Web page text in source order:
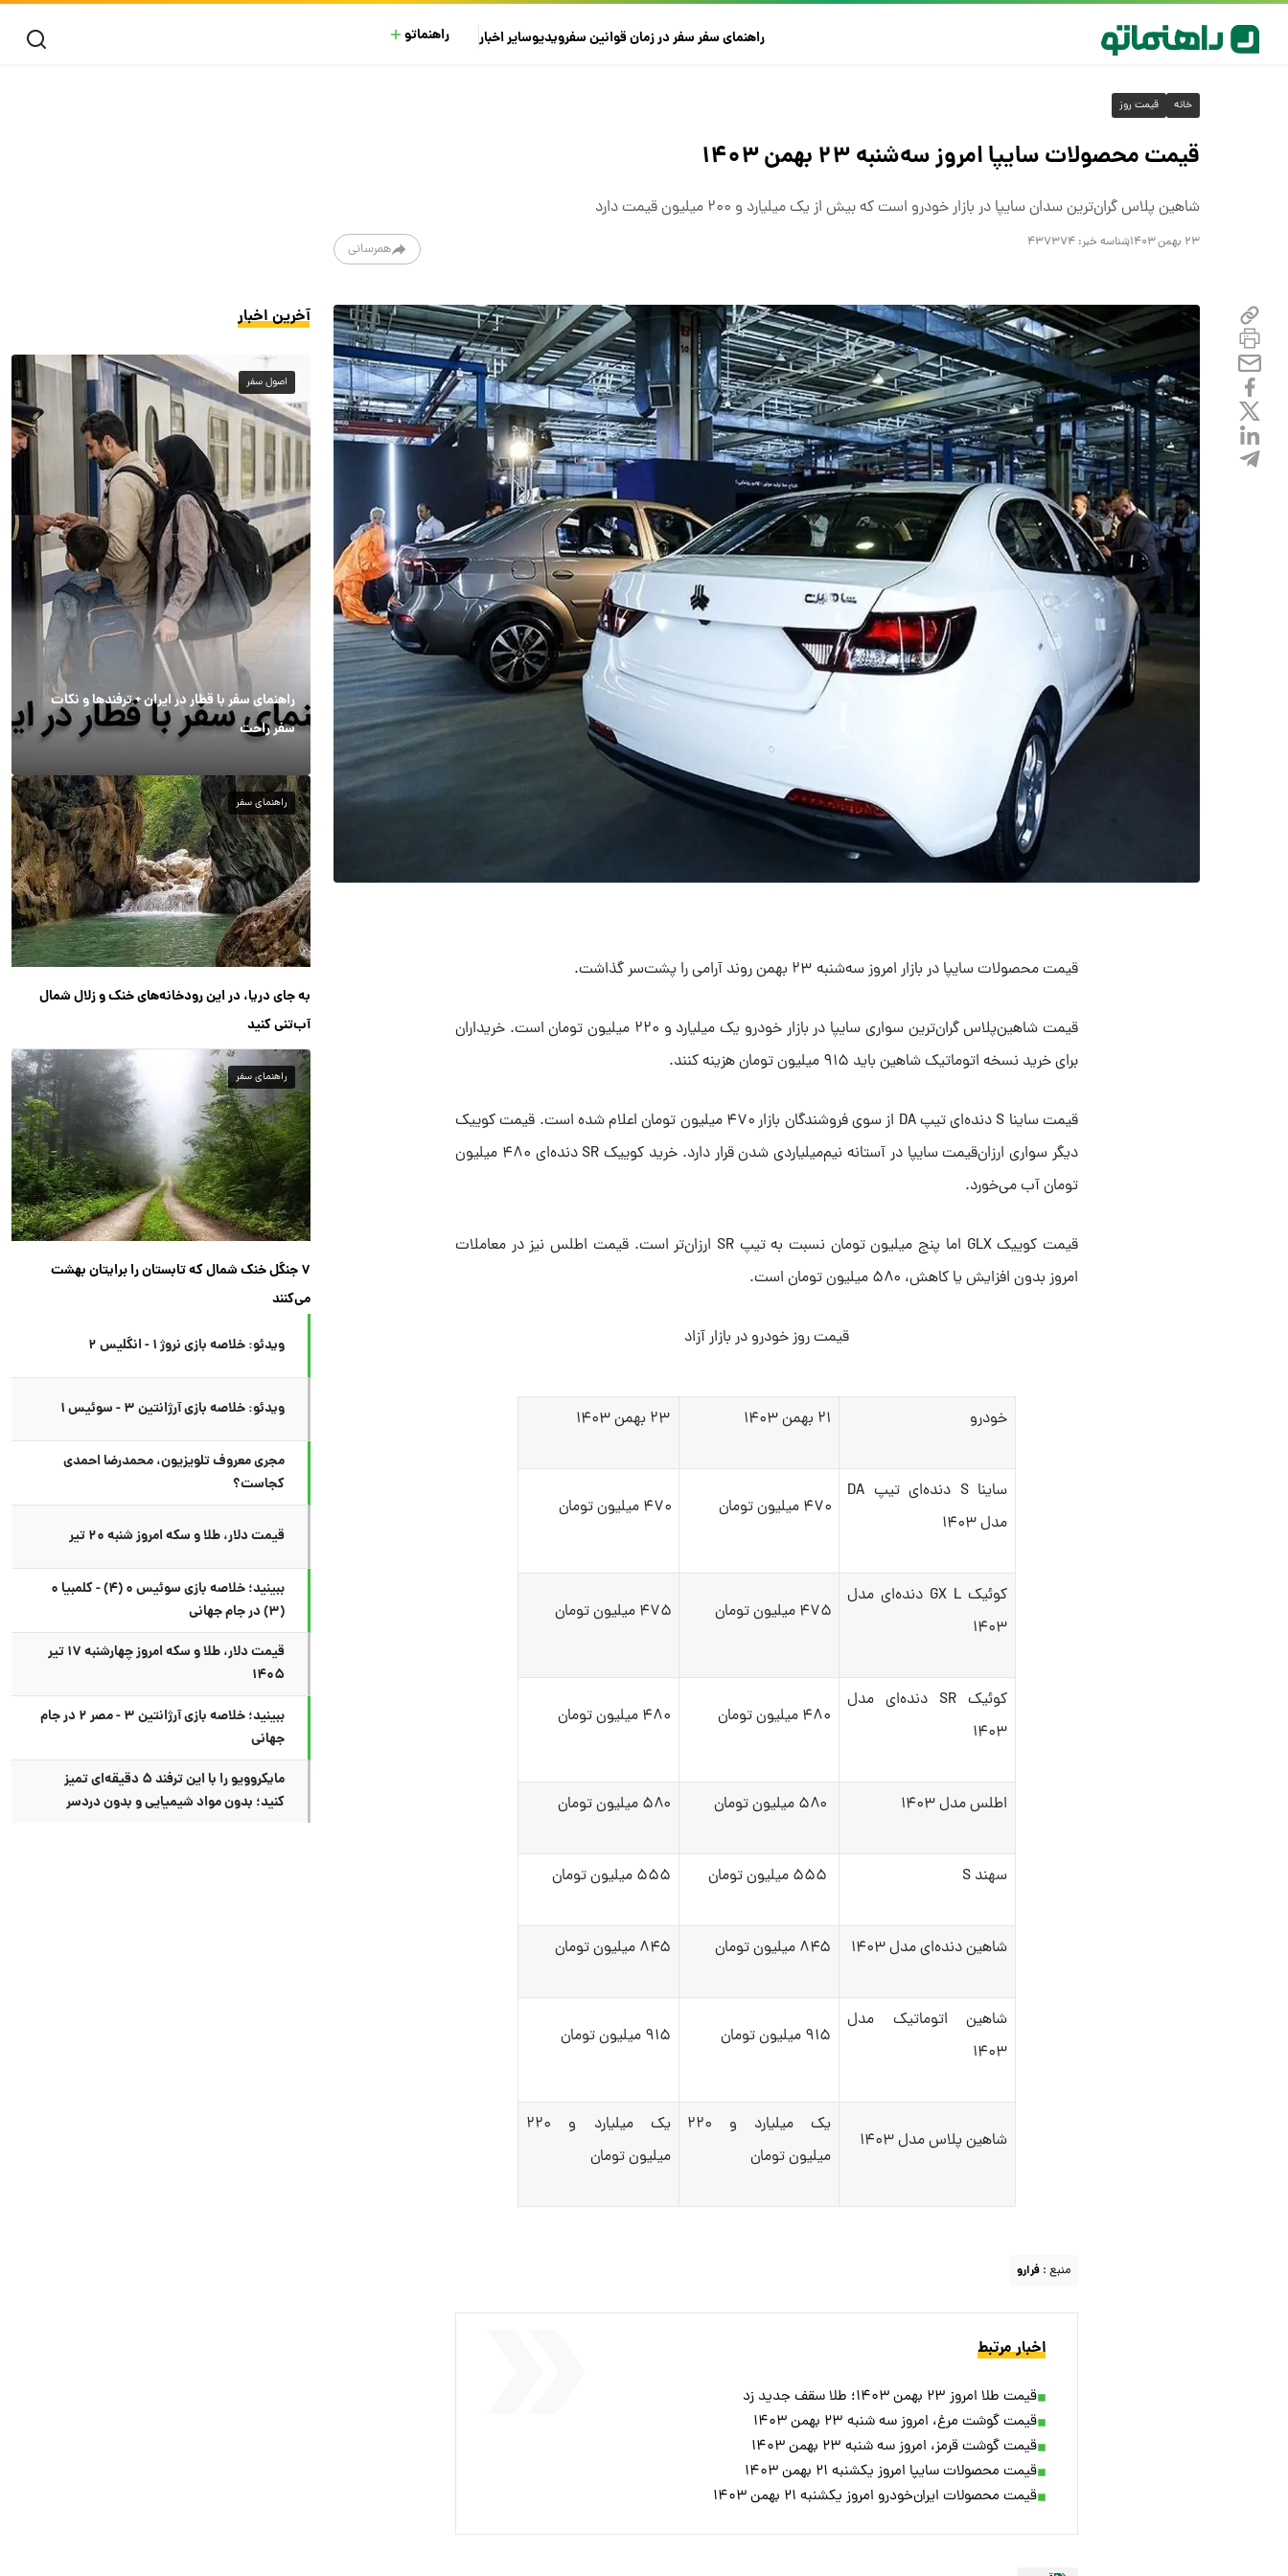
راهنمای سفرسفر در زمانقوانین سفرویدیوسایراخبار راهنماتو
خانه قیمت روز
قیمت محصولات سایپا امروز سه‌شنبه ۲۳ بهمن ۱۴۰۳
شاهین پلاس گران‌ترین سدان سایپا در بازار خودرو است که بیش از یک میلیارد و ۲۰۰ میلیون قیمت دارد
۲۳ بهمن ۱۴۰۳ شناسه خبر: ۴۳۷۳۷۴ همرسانی
قیمت محصولات سایپا در بازار امروز سه‌شنبه ۲۳ بهمن روند آرامی را پشت‌سر گذاشت.
قیمت شاهین‌پلاس گران‌ترین سواری سایپا در بازار خودرو یک میلیارد و ۲۲۰ میلیون تومان است. خریداران
برای خرید نسخه اتوماتیک شاهین باید ۹۱۵ میلیون تومان هزینه کنند.
قیمت ساینا S دنده‌ای تیپ DA از سوی فروشندگان بازار ۴۷۰ میلیون تومان اعلام شده است. قیمت کوییک
دیگر سواری ارزان‌قیمت سایپا در آستانه نیم‌میلیاردی شدن قرار دارد. خرید کوییک SR دنده‌ای ۴۸۰ میلیون
تومان آب می‌خورد.
قیمت کوییک GLX اما پنج میلیون تومان نسبت به تیپ SR ارزان‌تر است. قیمت اطلس نیز در معاملات
امروز بدون افزایش یا کاهش، ۵۸۰ میلیون تومان است.
قیمت روز خودرو در بازار آزاد
خودرو ۲۱ بهمن ۱۴۰۳ ۲۳ بهمن ۱۴۰۳
ساینا S دنده‌ای تیپ DA
مدل ۱۴۰۳
۴۷۰ میلیون تومان ۴۷۰ میلیون تومان
کوئیک GX L دنده‌ای مدل
۱۴۰۳
۴۷۵ میلیون تومان ۴۷۵ میلیون تومان
کوئیک SR دنده‌ای مدل
۱۴۰۳
۴۸۰ میلیون تومان ۴۸۰ میلیون تومان
اطلس مدل ۱۴۰۳ ۵۸۰ میلیون تومان
سهند S ۵۵۵ میلیون تومان
شاهین دنده‌ای مدل ۱۴۰۳ ۸۴۵ میلیون تومان ۸۴۵ میلیون تومان
شاهین اتوماتیک مدل
۱۴۰۳
۹۱۵ میلیون تومان ۹۱۵ میلیون تومان
شاهین پلاس مدل ۱۴۰۳
یک میلیارد و ۲۲۰
میلیون تومان
یک میلیارد و ۲۲۰
میلیون تومان
منبع : فرارو
اخبار مرتبط
قیمت طلا امروز ۲۳ بهمن ۱۴۰۳؛ طلا سقف جدید زد
قیمت گوشت مرغ، امروز سه شنبه ۲۳ بهمن ۱۴۰۳
قیمت گوشت قرمز، امروز سه شنبه ۲۳ بهمن ۱۴۰۳
قیمت محصولات سایپا امروز یکشنبه ۲۱ بهمن ۱۴۰۳
قیمت محصولات ایران‌خودرو امروز یکشنبه ۲۱ بهمن ۱۴۰۳
آخرین اخبار
اصول سفر
راهنمای سفر با قطار در ایران + ترفندها و نکات
سفر راحت
راهنمای سفر
به جای دریا، در این رودخانه‌های خنک و زلال شمال
آب‌تنی کنید
راهنمای سفر
۷ جنگل خنک شمال که تابستان را برایتان بهشت
می‌کنند
ویدئو: خلاصه بازی نروژ ۱ - انگلیس ۲
ویدئو: خلاصه بازی آرژانتین ۳ - سوئیس ۱
مجری معروف تلویزیون، محمدرضا احمدی
کجاست؟
قیمت دلار، طلا و سکه امروز شنبه ۲۰ تیر
ببینید؛ خلاصه بازی سوئیس ۰ (۴) - کلمبیا ۰
(۳) در جام جهانی
قیمت دلار، طلا و سکه امروز چهارشنبه ۱۷ تیر
۱۴۰۵
ببینید؛ خلاصه بازی آرژانتین ۳ - مصر ۲ در جام
جهانی
مایکروویو را با این ترفند ۵ دقیقه‌ای تمیز
کنید؛ بدون مواد شیمیایی و بدون دردسر